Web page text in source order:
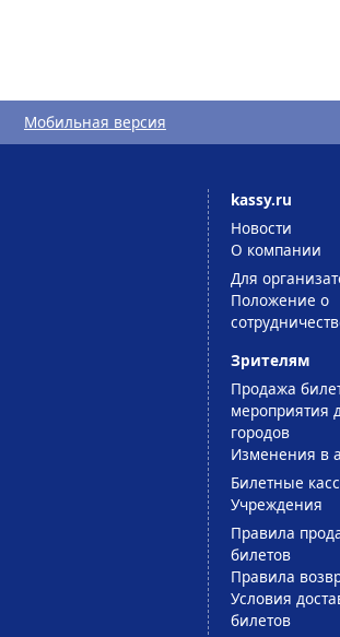
Мобильная версия
kassy.ru
Новости
О компании
Для
Положение о
Зрителям
Продажа
мероприятия
городов
Изменения в
Билетные
Учреждения
Правила
билетов
Правила
Условия
билетов